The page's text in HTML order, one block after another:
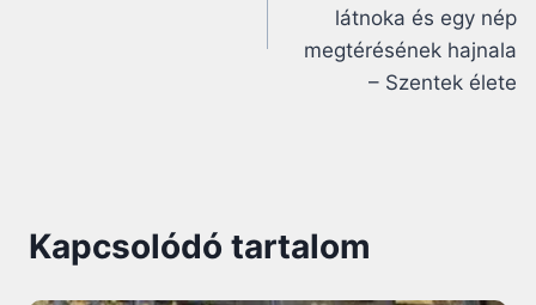
látnoka és egy nép
megtérésének hajnala
– Szentek élete
Kapcsolódó tartalom